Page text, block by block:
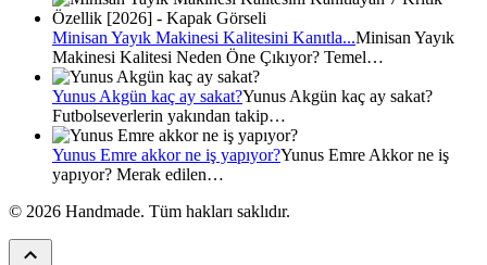
Minisan Yayık Makinesi Kalitesini Kanıtla...Minisan Yayık
Makinesi Kalitesi Neden Öne Çıkıyor? Temel…
Yunus Akgün kaç ay sakat?Yunus Akgün kaç ay sakat?
Futbolseverlerin yakından takip…
Yunus Emre akkor ne iş yapıyor?Yunus Emre Akkor ne iş
yapıyor? Merak edilen…
© 2026 Handmade. Tüm hakları saklıdır.